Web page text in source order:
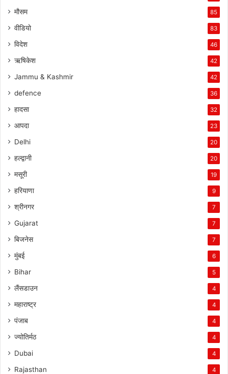
मौसम 85
वीडियो 83
विदेश 46
ऋषिकेश 42
Jammu & Kashmir 42
defence 36
हादसा 32
आपदा 23
Delhi 20
हल्द्वानी 20
मसूरी 19
हरियाणा 9
श्रीनगर 7
Gujarat 7
बिजनेस 7
मुंबई 6
Bihar 5
लैंसडाउन 4
महाराष्ट्र 4
पंजाब 4
ज्योतिर्मठ 4
Dubai 4
Rajasthan 4